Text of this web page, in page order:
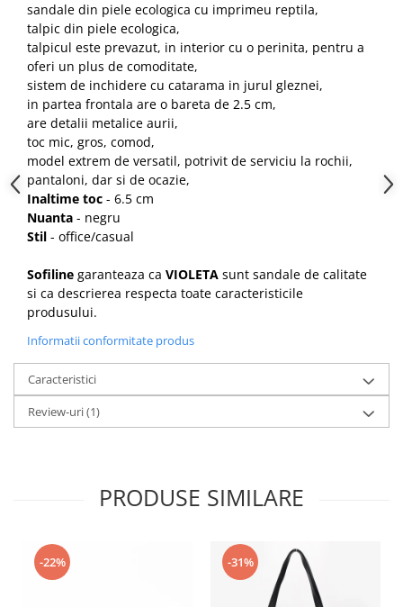
sandale din piele ecologica cu imprimeu reptila,
talpic din piele ecologica,
talpicul este prevazut, in interior cu o perinita, pentru a
oferi un plus de comoditate,
sistem de inchidere cu catarama in jurul gleznei,
in partea frontala are o bareta de 2.5 cm,
are detalii metalice aurii,
toc mic, gros, comod,
model extrem de versatil, potrivit de serviciu la rochii,
pantaloni, dar si de ocazie,
Inaltime toc - 6.5 cm
Nuanta - negru
Stil - office/casual
Sofiline garanteaza ca VIOLETA sunt sandale de calitate
si ca descrierea respecta toate caracteristicile
produsului.
Informatii conformitate produs
Caracteristici
Review-uri(1)
PRODUSE SIMILARE
-22% -31%